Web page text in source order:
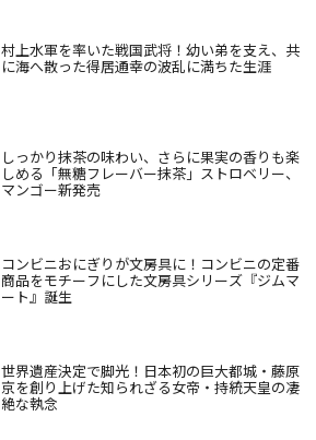
村上水軍を率いた戦国武将！幼い弟を支え、共
に海へ散った得居通幸の波乱に満ちた生涯
しっかり抹茶の味わい、さらに果実の香りも楽
しめる「無糖フレーバー抹茶」ストロベリー、
マンゴー新発売
コンビニおにぎりが文房具に！コンビニの定番
商品をモチーフにした文房具シリーズ『ジムマ
ート』誕生
世界遺産決定で脚光！日本初の巨大都城・藤原
京を創り上げた知られざる女帝・持統天皇の凄
絶な執念